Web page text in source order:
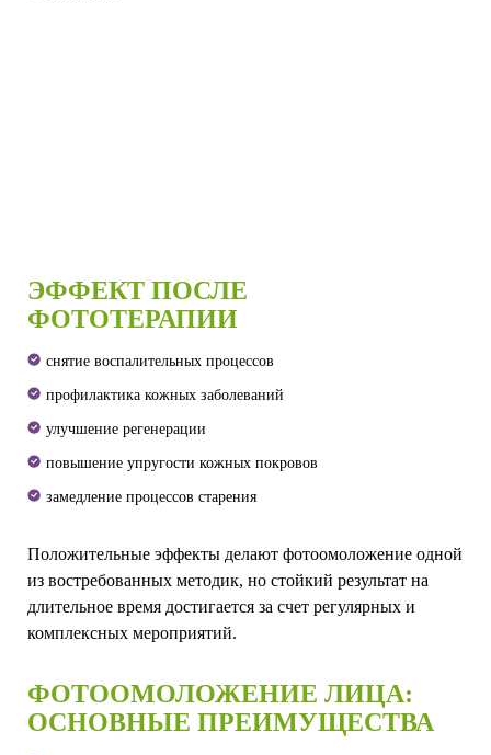
ЭФФЕКТ ПОСЛЕ
ФОТОТЕРАПИИ
снятие воспалительных процессов
профилактика кожных заболеваний
улучшение регенерации
повышение упругости кожных покровов
замедление процессов старения
Положительные эффекты делают фотоомоложение одной
из востребованных методик, но стойкий результат на
длительное время достигается за счет регулярных и
комплексных мероприятий.
ФОТООМОЛОЖЕНИЕ ЛИЦА:
ОСНОВНЫЕ ПРЕИМУЩЕСТВА